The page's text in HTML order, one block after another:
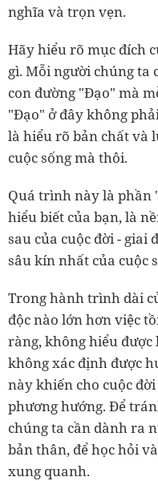
nghĩa và trọn vẹn.
Hãy hiểu rõ mục đích
gì. Mỗi người chúng ta
con đường "Đạo" mà
"Đạo" ở đây không
là hiểu rõ bản chất và
cuộc sống mà thôi.
Quá trình này là phần
hiểu biết của bạn, là
sau của cuộc đời - giai
sâu kín nhất của cuộc
Trong hành trình dài
độc nào lớn hơn việc
ràng, không hiểu
không xác định được
này khiến cho cuộc
phương hướng. Để
chúng ta cần dành ra
bản thân, để học hỏi
xung quanh.